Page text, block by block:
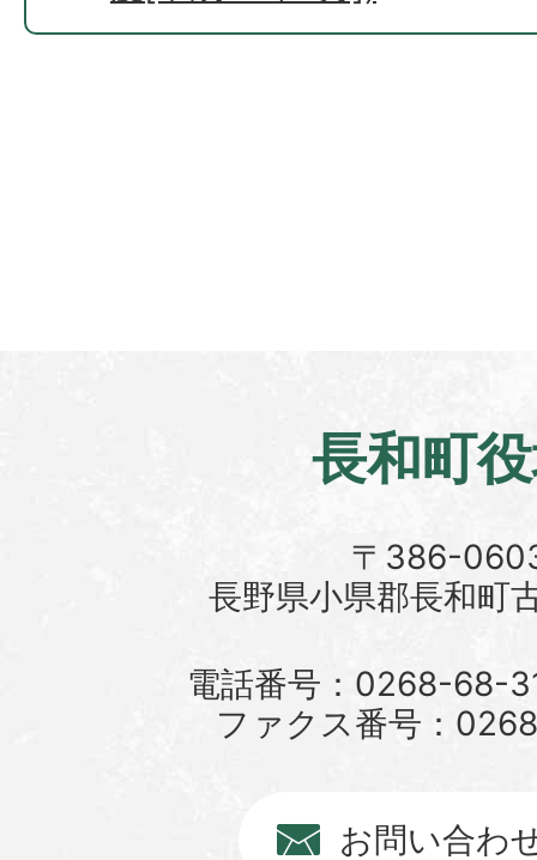
長和町
〒386-
長野県小県郡長和町
電話番号：0268-68-
ファクス番号：
お問い合わ